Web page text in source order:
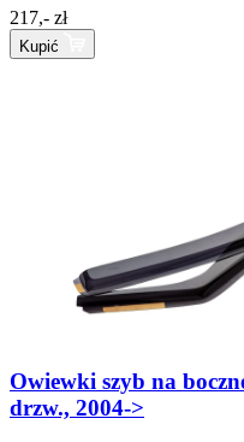
217,- zł
Kupić
Owiewki szyb na
drzw., 2004->